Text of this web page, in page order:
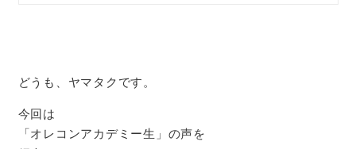
どうも、ヤマタクです。
今回は
「オレコンアカデミー生」の声を